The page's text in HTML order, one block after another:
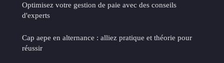
Optimisez votre gestion de paie avec des conseils
d'experts
Cap aepe en alternance : alliez pratique et théorie pour
réussir